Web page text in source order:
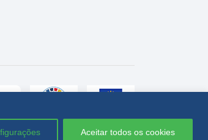
Aceitar todos os cookies